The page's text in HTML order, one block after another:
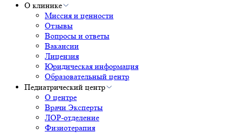
О клинике
Миссия и ценности
Отзывы
Вопросы и ответы
Вакансии
Лицензия
Юридическая информация
Образовательный центр
Педиатрический центр
О центре
Врачи Эксперты
ЛОР-отделение
Физиотерапия